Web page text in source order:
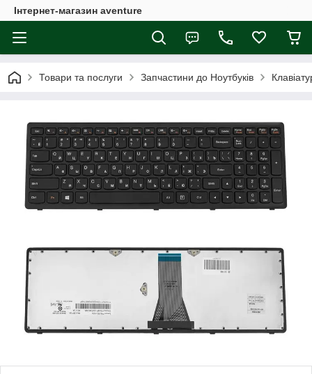
Інтернет-магазин aventure
Товари та послуги Запчастини до Ноутбуків